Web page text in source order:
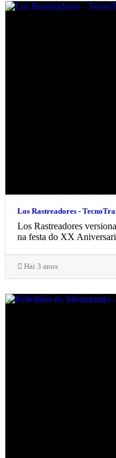
Los Rastreadores -
Los Rastreadores
na festa do XX
Hai 3 anos